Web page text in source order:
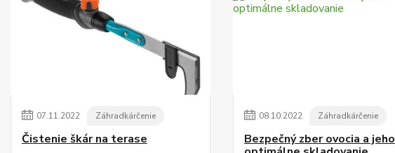
07.11.2022 Záhradkárčenie
Čistenie škár na terase
08.10.2022 Záhradkárčenie
Bezpečný zber ovocia a jeho